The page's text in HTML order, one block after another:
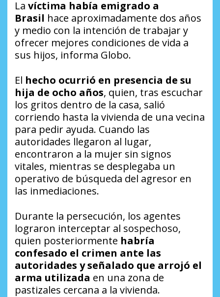
La víctima había emigrado a
Brasil hace aproximadamente dos años
y medio con la intención de trabajar y
ofrecer mejores condiciones de vida a
sus hijos, informa Globo.
El hecho ocurrió en presencia de su
hija de ocho años, quien, tras escuchar
los gritos dentro de la casa, salió
corriendo hasta la vivienda de una vecina
para pedir ayuda. Cuando las
autoridades llegaron al lugar,
encontraron a la mujer sin signos
vitales, mientras se desplegaba un
operativo de búsqueda del agresor en
las inmediaciones.
Durante la persecución, los agentes
lograron interceptar al sospechoso,
quien posteriormente habría
confesado el crimen ante las
autoridades y señalado que arrojó el
arma utilizada en una zona de
pastizales cercana a la vivienda.